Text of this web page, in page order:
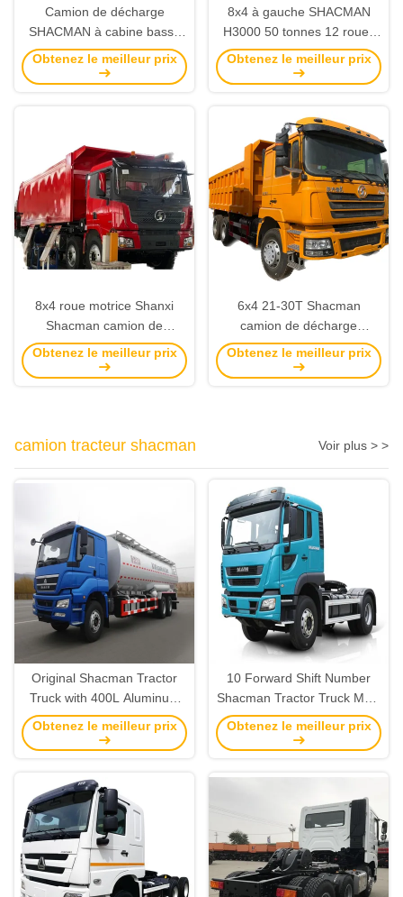
Camion de décharge
SHACMAN à cabine basse
F3000 6x4 30Ton 20Ton 10
roue à bascule
Obtenez le meilleur prix
8x4 à gauche SHACMAN
H3000 50 tonnes 12 roues
camion à bascule 380HP
Obtenez le meilleur prix
8x4 roue motrice Shanxi
Shacman camion de
décharge X3000 Euro 3 6
cylindres
Obtenez le meilleur prix
6x4 21-30T Shacman
camion de décharge
carburant diesel type 350hp
avec climatiseur
Obtenez le meilleur prix
camion tracteur shacman Voir plus > >
Original Shacman Tractor
Truck with 400L Aluminum
Oil Tanker and MAN 7.5 Ton
Front Axle
Obtenez le meilleur prix
10 Forward Shift Number
Shacman Tractor Truck MAN
7.5 Ton Front Axle for Long
Distance Transport
Obtenez le meilleur prix